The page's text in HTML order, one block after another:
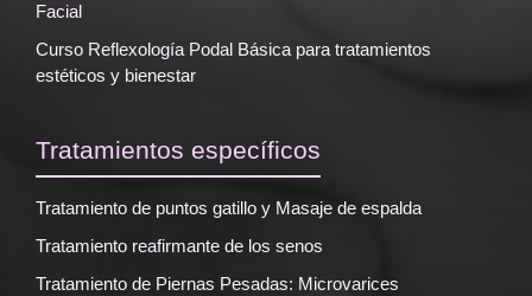
Facial
Curso Reflexología Podal Básica para tratamientos
estéticos y bienestar
Tratamientos específicos
Tratamiento de puntos gatillo y Masaje de espalda
Tratamiento reafirmante de los senos
Tratamiento de Piernas Pesadas: Microvarices